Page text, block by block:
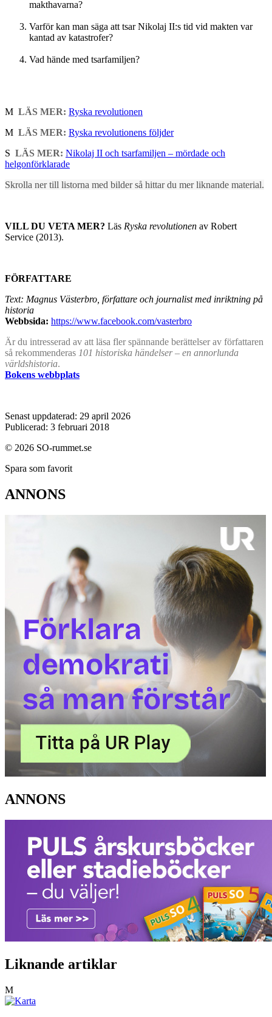
makthavarna?
Varför kan man säga att tsar Nikolaj II:s tid vid makten var
kantad av katastrofer?
Vad hände med tsarfamiljen?
M LÄS MER: Ryska revolutionen
M LÄS MER: Ryska revolutionens följder
S LÄS MER: Nikolaj II och tsarfamiljen – mördade och
helgonförklarade
Skrolla ner till listorna med bilder så hittar du mer liknande material.
VILL DU VETA MER? Läs Ryska revolutionen av Robert
Service (2013).
FÖRFATTARE
Text: Magnus Västerbro, författare och journalist med inriktning på
historia
Webbsida: https://www.facebook.com/vasterbro
Är du intresserad av att läsa fler spännande berättelser av författaren
så rekommenderas 101 historiska händelser – en annorlunda
världshistoria.
Bokens webbplats
Senast uppdaterad: 29 april 2026
Publicerad: 3 februari 2018
© 2026 SO-rummet.se
Spara som favorit
ANNONS
ANNONS
Liknande artiklar
M